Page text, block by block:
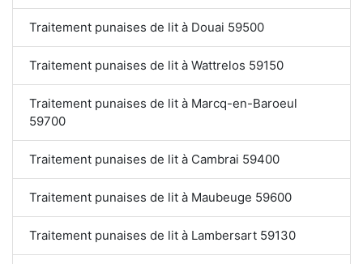
Traitement punaises de lit à Douai 59500
Traitement punaises de lit à Wattrelos 59150
Traitement punaises de lit à Marcq-en-Baroeul
59700
Traitement punaises de lit à Cambrai 59400
Traitement punaises de lit à Maubeuge 59600
Traitement punaises de lit à Lambersart 59130